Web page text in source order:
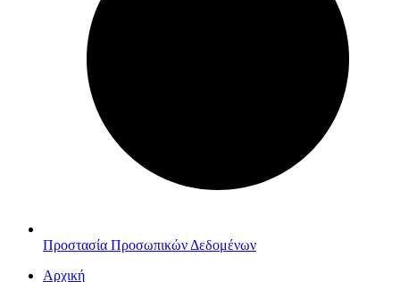
Προστασία Προσωπικών Δεδομένων
Αρχική